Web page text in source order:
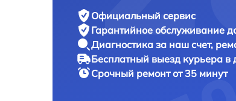
Официальный сервис
Гарантийное обслуживание
Диагностика за наш счет,
Бесплатный выезд курьера в
Срочный ремонтот 35 минут